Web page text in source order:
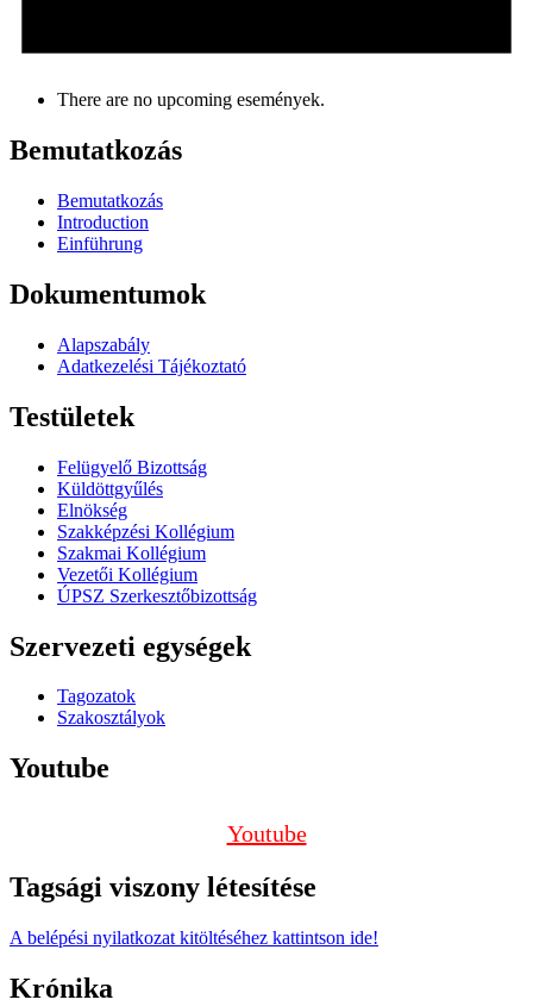
There are no upcoming események.
Bemutatkozás
Bemutatkozás
Introduction
Einführung
Dokumentumok
Alapszabály
Adatkezelési Tájékoztató
Testületek
Felügyelő Bizottság
Küldöttgyűlés
Elnökség
Szakképzési Kollégium
Szakmai Kollégium
Vezetői Kollégium
ÚPSZ Szerkesztőbizottság
Szervezeti egységek
Tagozatok
Szakosztályok
Youtube
Youtube
Tagsági viszony létesítése
A belépési nyilatkozat kitöltéséhez kattintson ide!
Krónika